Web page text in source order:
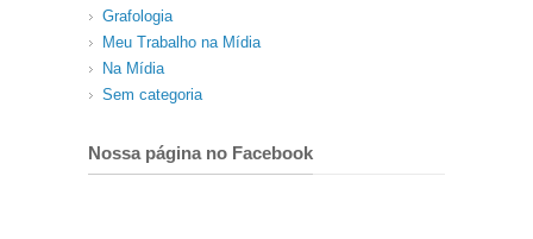
Grafologia
Meu Trabalho na Mídia
Na Mídia
Sem categoria
Nossa página no Facebook